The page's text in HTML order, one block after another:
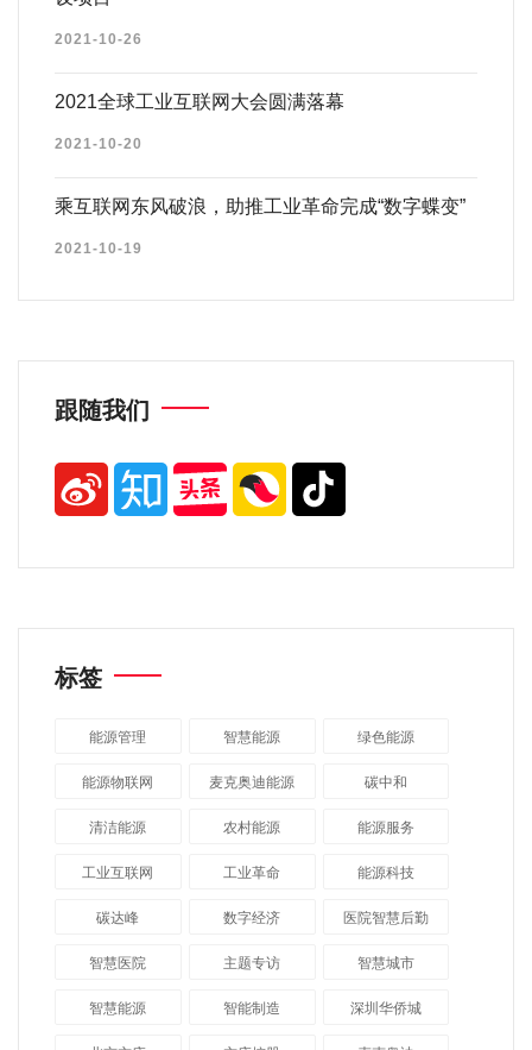
2021-10-26
2021全球工业互联网大会圆满落幕
2021-10-20
乘互联网东风破浪，助推工业革命完成“数字蝶变”
2021-10-19
跟随我们
标签
能源管理 智慧能源 绿色能源
能源物联网 麦克奥迪能源 碳中和
清洁能源 农村能源 能源服务
工业互联网 工业革命 能源科技
碳达峰 数字经济 医院智慧后勤
智慧医院 主题专访 智慧城市
​智慧能源 智能制造 深圳华侨城